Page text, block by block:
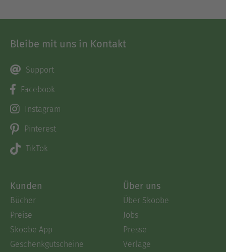
Bleibe mit uns in Kontakt
Support
Facebook
Instagram
Pinterest
TikTok
Kunden
Bücher
Preise
Skoobe App
Geschenkgutscheine
Über uns
Über Skoobe
Jobs
Presse
Verlage